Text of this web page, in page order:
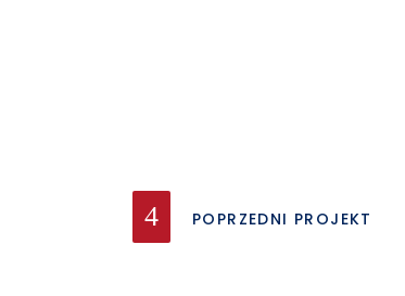
POPRZEDNI PROJEKT